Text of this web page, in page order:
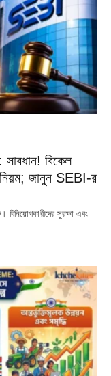
বিকেল
জানুন SEBI-র
সুরক্ষা এবং